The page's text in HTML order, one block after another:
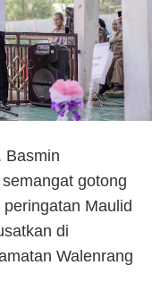
Basmin
gotong
Maulid
di
Walenrang